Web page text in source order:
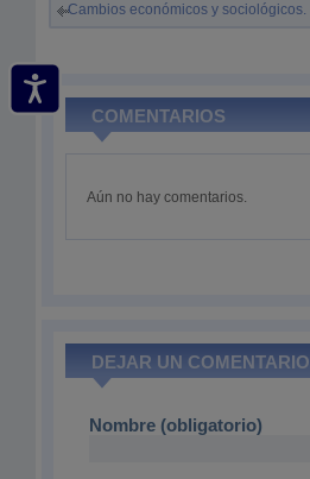
Cambios económicos y sociológicos.
COMENTARIOS
Aún no hay comentarios.
DEJAR UN COMENTARIO
Nombre (obligatorio)